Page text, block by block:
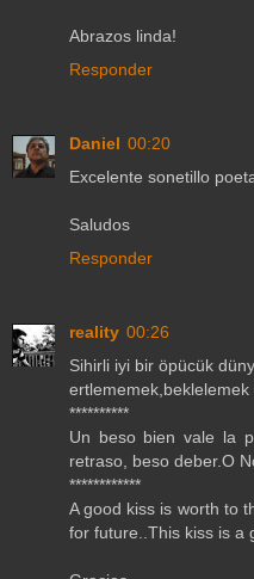
Abrazos linda!
Responder
Daniel 00:20
Excelente sonetillo
Saludos
Responder
reality 00:26
Sihirli iyi bir öpücük
**********
Un beso bien vale la
retraso, beso deber.O
************
A good kiss is worth to
for future..This kiss is a